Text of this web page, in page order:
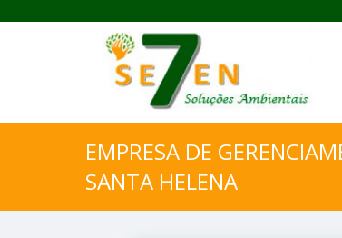
EMPRESA DE
SANTA HELENA